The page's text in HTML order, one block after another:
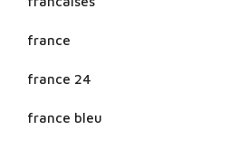
france
france 24
france bleu